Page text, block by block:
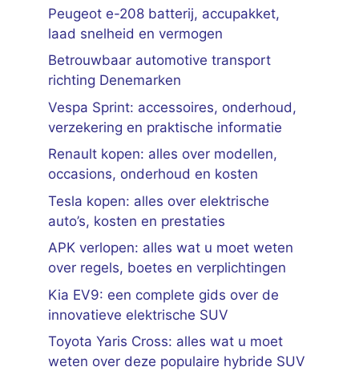
Peugeot e-208 batterij, accupakket,
laad snelheid en vermogen
Betrouwbaar automotive transport
richting Denemarken
Vespa Sprint: accessoires, onderhoud,
verzekering en praktische informatie
Renault kopen: alles over modellen,
occasions, onderhoud en kosten
Tesla kopen: alles over elektrische
auto’s, kosten en prestaties
APK verlopen: alles wat u moet weten
over regels, boetes en verplichtingen
Kia EV9: een complete gids over de
innovatieve elektrische SUV
Toyota Yaris Cross: alles wat u moet
weten over deze populaire hybride SUV